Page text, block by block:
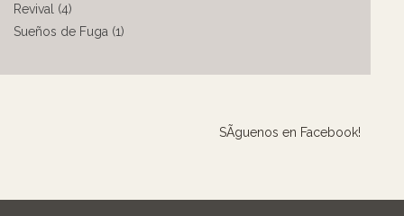
Revival (4)
Sueños de Fuga (1)
SÃ­guenos en Facebook!